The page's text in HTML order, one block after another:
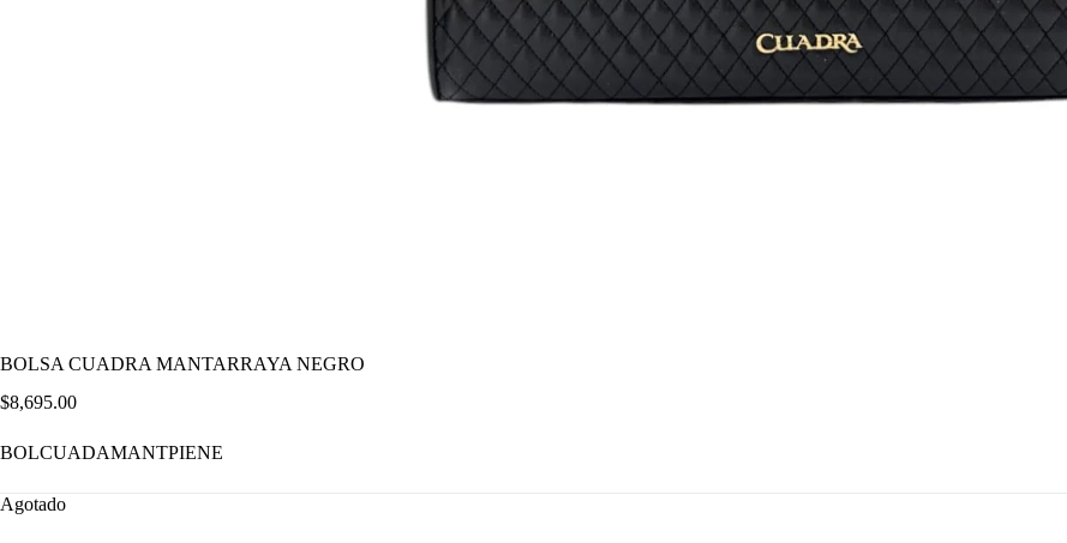
BOLSA CUADRA MANTARRAYA NEGRO
$8,695.00
BOLCUADAMANTPIENE
Agotado